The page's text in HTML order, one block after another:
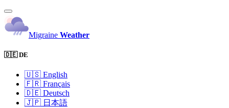
Migraine Weather
🇩🇪 DE
🇺🇸 English
🇫🇷 Français
🇩🇪 Deutsch
🇯🇵 日本語